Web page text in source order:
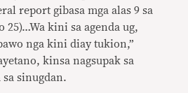
report gibasa mga alas 9 sa
25)…Wa kini sa agenda ug,
nga kini diay tukion,”
kinsa nagsupak sa
sinugdan.